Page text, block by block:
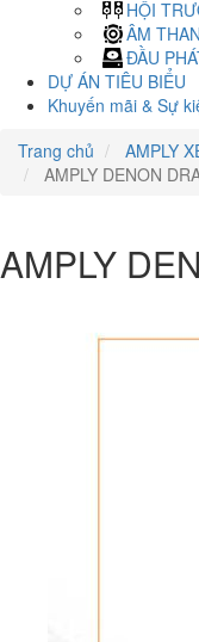
HỘI
ÂM
ĐẦU
DỰ ÁN TIÊU BIỂU
Khuyến mãi & Sự
Trang chủ
AMPLY
AMPLY DENON
AMPLY